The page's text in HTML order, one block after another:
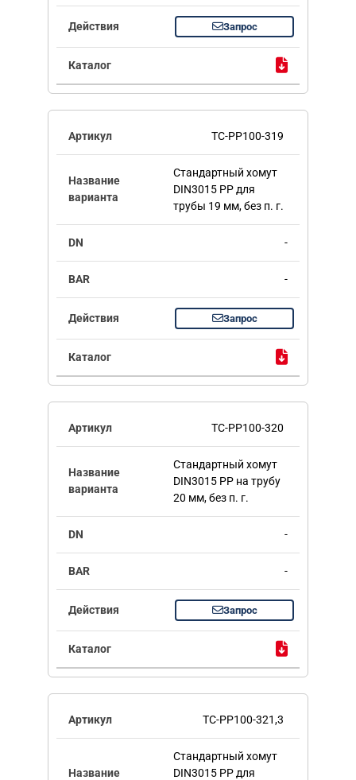
Запрос
TC-PP100-319
Стандартный хомут
DIN3015 PP для
трубы 19 мм, без п. г.
-
-
Запрос
TC-PP100-320
Стандартный хомут
DIN3015 PP на трубу
20 мм, без п. г.
-
-
Запрос
TC-PP100-321,3
Стандартный хомут
DIN3015 PP для